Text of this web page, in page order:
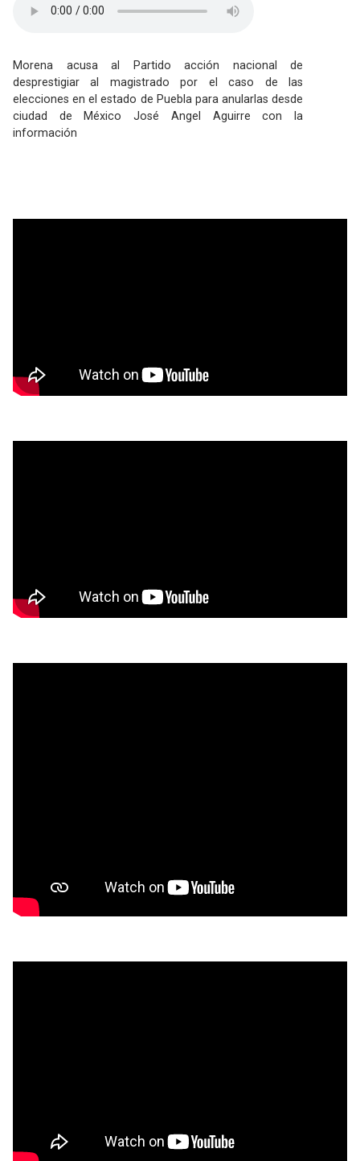
Morena acusa al Partido acción nacional de
desprestigiar al magistrado por el caso de las
elecciones en el estado de Puebla para anularlas desde
ciudad de México José Angel Aguirre con la
información